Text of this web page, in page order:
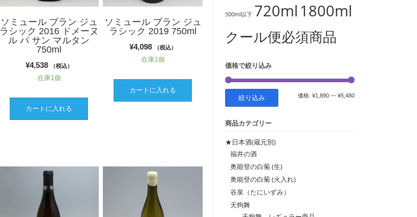
ソミュール ブラン ジュ
ラシック 2016 ドメーヌ
ル パ サン マルタン
750ml
¥4,538 （税込）
在庫1個
カートに入れる
ソミュール ブラン ジュ
ラシック 2019 750ml
¥4,098 （税込）
在庫1個
カートに入れる
500ml以下 720ml 1800ml
クール便必須商品
価格で絞り込み
最
最
絞り込み 価格: ¥1,890 — ¥5,480
商品カテゴリー
★日本酒(蔵元別)
福井の酒
奥能登の白菊 (生)
奥能登の白菊 (火入れ)
谷泉（たにいずみ）
天狗舞